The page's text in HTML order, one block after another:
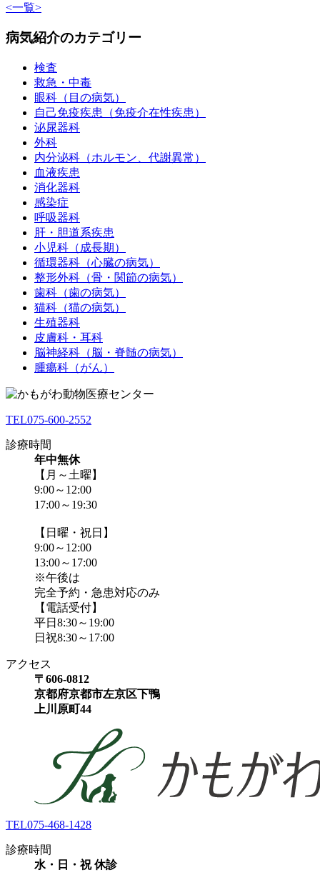
<一覧>
病気紹介のカテゴリー
検査
救急・中毒
眼科（目の病気）
自己免疫疾患（免疫介在性疾患）
泌尿器科
外科
内分泌科（ホルモン、代謝異常）
血液疾患
消化器科
感染症
呼吸器科
肝・胆道系疾患
小児科（成長期）
循環器科（心臓の病気）
整形外科（骨・関節の病気）
歯科（歯の病気）
猫科（猫の病気）
生殖器科
皮膚科・耳科
脳神経科（脳・脊髄の病気）
腫瘍科（がん）
TEL075-600-2552
診療時間
年中無休
【月～土曜】
9:00～12:00
17:00～19:30
【日曜・祝日】
9:00～12:00
13:00～17:00
※午後は
完全予約・急患対応のみ
【電話受付】
平日8:30～19:00
日祝8:30～17:00
アクセス
〒606-0812
京都府京都市左京区下鴨
上川原町44
TEL075-468-1428
診療時間
水・日・祝 休診